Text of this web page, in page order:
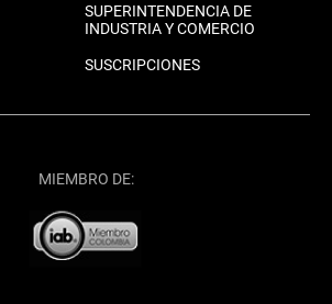
SUPERINTENDENCIA DE
INDUSTRIA Y COMERCIO
SUSCRIPCIONES
MIEMBRO DE: